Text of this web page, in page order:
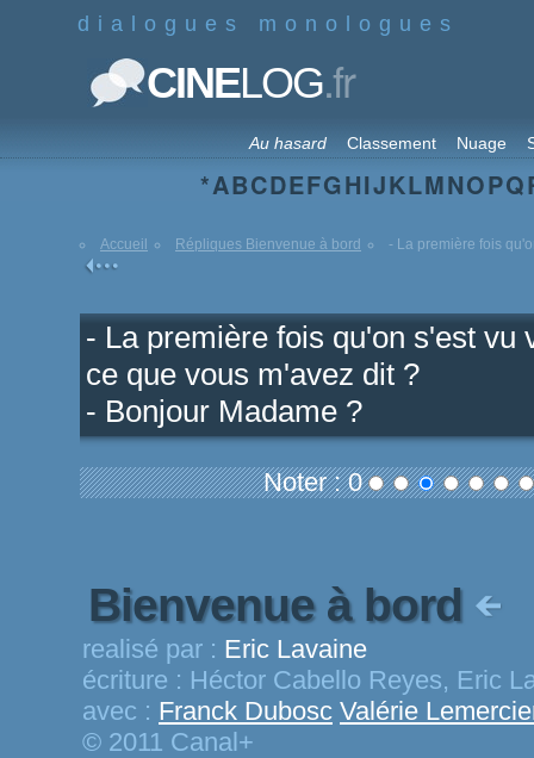
dialogues monologues
CINELOG.fr
Au hasard Classement Nuage
*ABCDEFGHIJKLMNOPQ
Accueil Répliques Bienvenue à bord - La première fois
- La première fois qu'on s'est vu
ce que vous m'avez dit ?
- Bonjour Madame ?
Noter : 0
Bienvenue à bord
realisé par : Eric Lavaine
écriture : Héctor Cabello Reyes, Eric
avec : Franck Dubosc Valérie
© 2011 Canal+